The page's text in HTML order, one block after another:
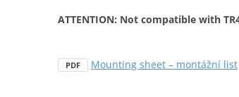
ATTENTION: Not compatible with
PDF Mounting sheet – montážní list